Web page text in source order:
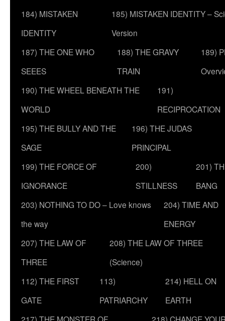
184) MISTAKEN
IDENTITY
185) MISTAKEN IDENTITY –
Version
187) THE ONE WHO
SEEES
188) THE GRAVY
TRAIN
189)
190) THE WHEEL BENEATH THE
WORLD
191)
RECIPROCATION
195) THE BULLY AND THE
SAGE
196) THE JUDAS
PRINCIPAL
199) THE FORCE OF
IGNORANCE
200)
STILLNESS
201)
BANG
203) NOTHING TO DO – Love knows
the way
204) TIME AND
ENERGY
207) THE LAW OF
THREE
208) THE LAW OF THREE
(Science)
112) THE FIRST
GATE
113)
PATRIARCHY
214) HELL ON
EARTH